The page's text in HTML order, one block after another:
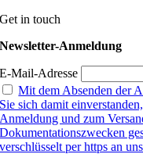
Get in touch
Newsletter-Anmeldung
E-Mail-Adresse
Mit dem Absenden der
Sie sich damit
Anmeldung und zum
Dokumentationszwecken
verschlüsselt per https an